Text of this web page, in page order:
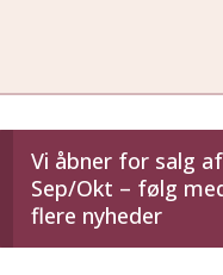
Vi åbner for salg
Sep/Okt – følg
flere nyheder